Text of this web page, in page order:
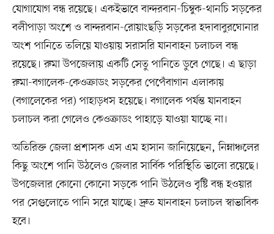
যোগাযোগ বন্ধ রয়েছে। একইভাবে বান্দরবান-চিম্বুক-থানচি সড়কের
বলীপাড়া অংশে ও বান্দরবান-রোয়াংছড়ি সড়কের হদাবাবুরঘোনার
অংশ পানিতে তলিয়ে যাওয়ায় সরাসরি যানবাহন চলাচল বন্ধ
রয়েছে। রুমা উপজেলায় একটি সেতু পানিতে ডুবে গেছে। এ ছাড়া
রুমা-বগালেক-কেওক্রাডং সড়কের পেপেঁবাগান এলাকায়
(বগালেকের পর) পাহাড়ধস হয়েছে। বগালেক পর্যন্ত যানবাহন
চলাচল করা গেলেও কেওক্রাডং পাহাড়ে যাওয়া যাচ্ছে না।
অতিরিক্ত জেলা প্রশাসক এস এম হাসান জানিয়েছেন, নিম্নাঞ্চলের
কিছু অংশে পানি উঠলেও জেলার সার্বিক পরিস্থিতি ভালো রয়েছে।
উপজেলার কোনো কোনো সড়কে পানি উঠলেও বৃষ্টি বন্ধ হওয়ার
পর সেগুলোতে পানি সরে যাচ্ছে। দ্রুত যানবাহন চলাচল স্বাভাবিক
হবে।